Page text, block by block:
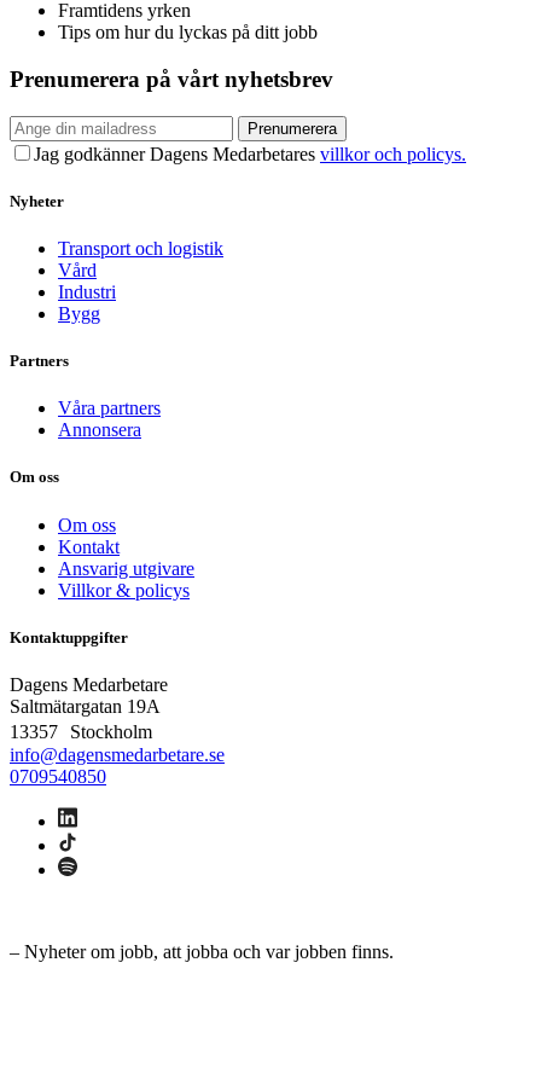
Framtidens yrken
Tips om hur du lyckas på ditt jobb
Prenumerera på vårt nyhetsbrev
Prenumerera
Jag godkänner Dagens Medarbetares villkor och policys.
Nyheter
Transport och logistik
Vård
Industri
Bygg
Partners
Våra partners
Annonsera
Om oss
Om oss
Kontakt
Ansvarig utgivare
Villkor & policys
Kontaktuppgifter
Dagens Medarbetare
Saltmätargatan 19A
13357 Stockholm
info@dagensmedarbetare.se
0709540850
– Nyheter om jobb, att jobba och var jobben finns.